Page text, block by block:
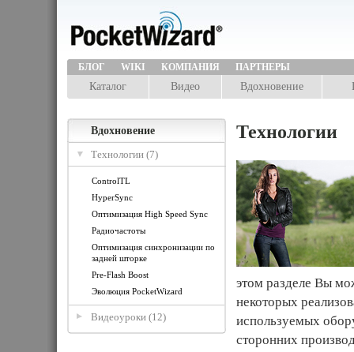
БЛОГ WIKI КОМПАНИЯ ПАРТНЕРЫ
Каталог Видео Вдохновение
Вдохновение
Технологии (7)
ControlTL
HyperSync
Оптимизация High Speed Sync
Радиочастоты
Оптимизация синхронизации по
задней шторке
Pre-Flash Boost
Эволюция PocketWizard
Видеоуроки (12)
Технологии
этом разделе Вы
некоторых
используемых
сторонних